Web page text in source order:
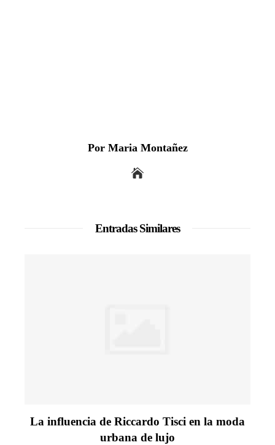
Por Maria Montañez
Entradas Similares
La influencia de Riccardo Tisci en la moda
urbana de lujo